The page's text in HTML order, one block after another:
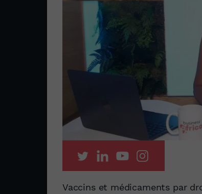
Vaccins et médicaments par